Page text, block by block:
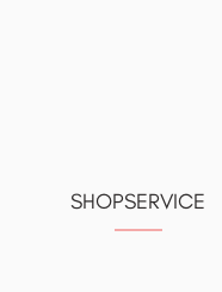
SHOPSERVICE